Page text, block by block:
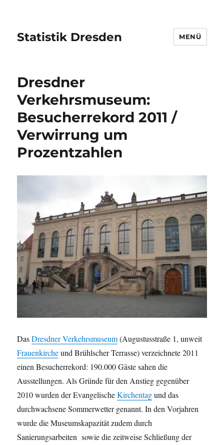
Statistik Dresden MENÜ
Dresdner
Verkehrsmuseum:
Besucherrekord 2011 /
Verwirrung um
Prozentzahlen
DasDresdner Verkehrsmuseum(Augustusstraße 1, unweit
Frauenkircheund Brühlscher Terrasse) verzeichnete 2011
einen Besucherrekord: 190.000 Gäste sahen die
Ausstellungen. Als Gründe für den Anstieg gegenüber
2010 wurden der EvangelischeKirchentagund das
durchwachsene Sommerwetter genannt. In den Vorjahren
wurde die Museumskapazität zudem durch
Sanierungsarbeiten sowie die zeitweise Schließung der